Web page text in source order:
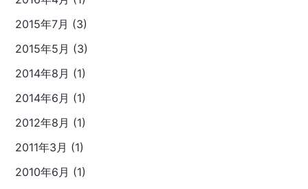
2015年7月 (3)
2015年5月 (3)
2014年8月 (1)
2014年6月 (1)
2012年8月 (1)
2011年3月 (1)
2010年6月 (1)